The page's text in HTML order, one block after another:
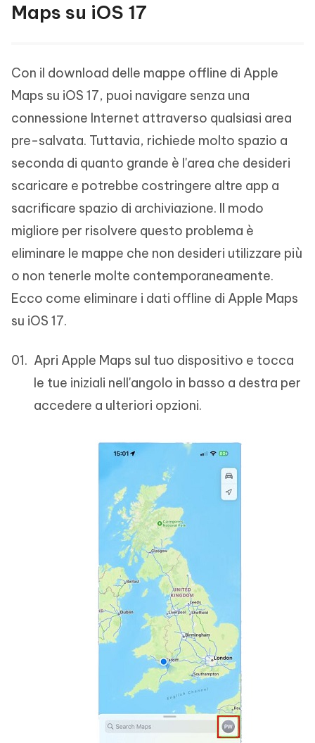
Maps su iOS 17
Con il download delle mappe offline di Apple
Maps su iOS 17, puoi navigare senza una
connessione Internet attraverso qualsiasi area
pre-salvata. Tuttavia, richiede molto spazio a
seconda di quanto grande è l'area che desideri
scaricare e potrebbe costringere altre app a
sacrificare spazio di archiviazione. Il modo
migliore per risolvere questo problema è
eliminare le mappe che non desideri utilizzare più
o non tenerle molte contemporaneamente.
Ecco come eliminare i dati offline di Apple Maps
su iOS 17.
Apri Apple Maps sul tuo dispositivo e tocca
le tue iniziali nell'angolo in basso a destra per
accedere a ulteriori opzioni.